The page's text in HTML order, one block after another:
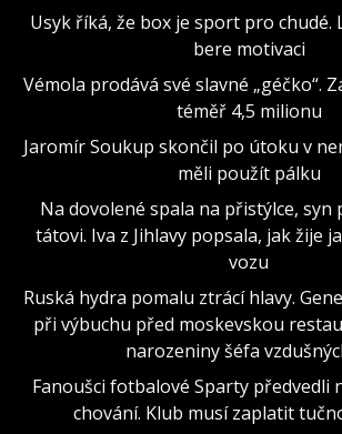
Usyk říká, že box je sport pro chudé.
bere motivaci
Vémola prodává své slavné „géčko“.
téměř 4,5 milionu
Jaromír Soukup skončil po útoku v
měli použít pálku
Na dovolené spala na přistýlce, syn
tátovi. Iva z Jihlavy popsala, jak žije
vozu
Ruská hydra pomalu ztrácí hlavy.
při výbuchu před moskevskou
narozeniny šéfa
Fanoušci fotbalové Sparty předvedli
chování. Klub musí zaplatit